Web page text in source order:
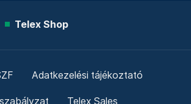
Telex Shop
Adatkezelési tájékoztató
Telex Sales